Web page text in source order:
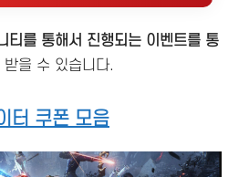
티를 통해서 진행되는 이벤트를 통
받을 수 있습니다.
터 쿠폰 모음